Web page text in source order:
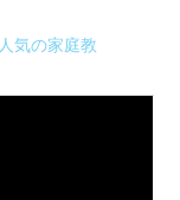
気の家庭教